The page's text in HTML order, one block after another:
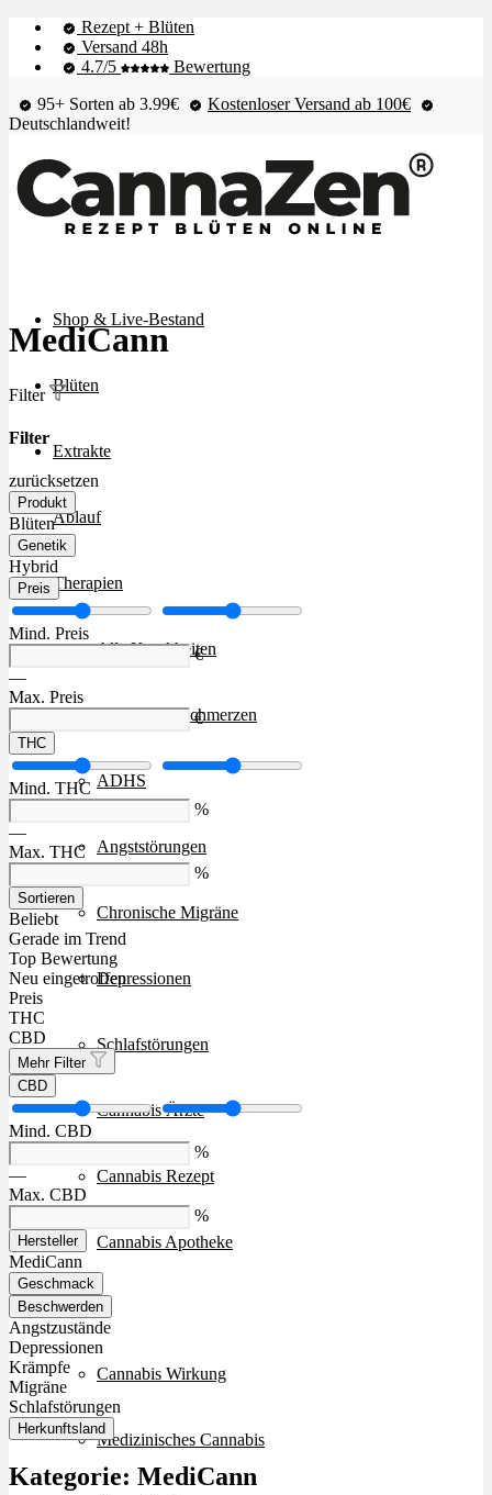
Rezept + Blüten
Versand 48h
4.7/5
Bewertung
95+ Sorten ab 3.99€
Kostenloser Versand ab 100€
Deutschlandweit!
Shop & Live-Bestand
Blüten
Extrakte
Ablauf
Therapien
Alle Krankheiten
Chronische Schmerzen
ADHS
Angststörungen
Chronische Migräne
Depressionen
Schlafstörungen
Cannabis Ärzte
Cannabis Rezept
Cannabis Apotheke
Wissen
Cannabis Wirkung
Medizinisches Cannabis
MediCann
Filter
Filter
zurücksetzen
Produkt
Blüten
Genetik
Hybrid
Preis
Mind. Preis
€
—
Max. Preis
€
THC
Mind. THC
%
—
Max. THC
%
Sortieren
Beliebt
Gerade im Trend
Top Bewertung
Neu eingetroffen
Preis
THC
CBD
Mehr Filter
CBD
Mind. CBD
%
—
Max. CBD
%
Hersteller
MediCann
Geschmack
Beschwerden
Angstzustände
Depressionen
Krämpfe
Migräne
Schlafstörungen
Herkunftsland
Kategorie: MediCann